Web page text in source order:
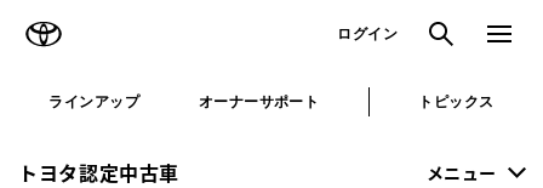
ログイン 検索 メニュ
ラインアップ オーナーサポート トピックス
トヨタ認定中古車 メニュー